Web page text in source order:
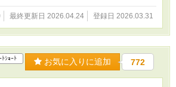
最終更新日 2026.04.24 登録日 2026.03.31
ﾄｼｮｰﾄ お気に入りに追加 772